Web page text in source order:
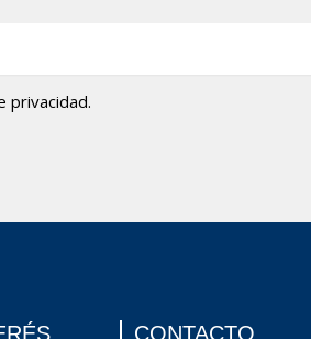
privacidad.
CONTACTO